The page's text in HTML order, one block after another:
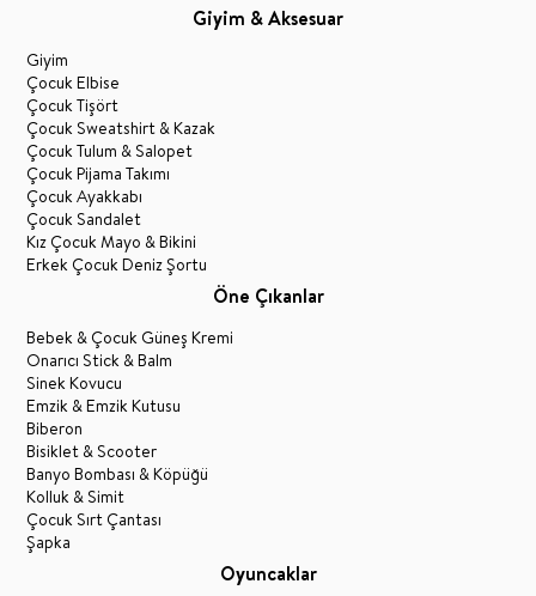
Giyim & Aksesuar
Giyim
Çocuk Elbise
Çocuk Tişört
Çocuk Sweatshirt & Kazak
Çocuk Tulum & Salopet
Çocuk Pijama Takımı
Çocuk Ayakkabı
Çocuk Sandalet
Kız Çocuk Mayo & Bikini
Erkek Çocuk Deniz Şortu
Öne Çıkanlar
Bebek & Çocuk Güneş Kremi
Onarıcı Stick & Balm
Sinek Kovucu
Emzik & Emzik Kutusu
Biberon
Bisiklet & Scooter
Banyo Bombası & Köpüğü
Kolluk & Simit
Çocuk Sırt Çantası
Şapka
Oyuncaklar